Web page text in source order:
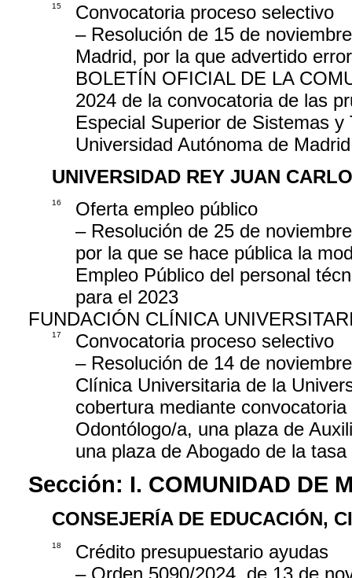
15
Convocatoria proceso selectivo
– Resolución de 15 de
Madrid, por la que advertido
BOLETÍN OFICIAL DE LA
2024 de la convocatoria de las
Especial Superior de Sistemas
Universidad Autónoma de
UNIVERSIDAD REY JUAN
16
Oferta empleo público
– Resolución de 25 de
por la que se hace pública la
Empleo Público del personal
para el 2023
FUNDACIÓN CLÍNICA
17
Convocatoria proceso selectivo
– Resolución de 14 de
Clínica Universitaria de la
cobertura mediante
Odontólogo/a, una plaza de
una plaza de Abogado de la
Sección: I. COMUNIDAD DE
CONSEJERÍA DE EDUCACIÓN,
18
Crédito presupuestario ayudas
– Orden 5090/2024, de 13 de